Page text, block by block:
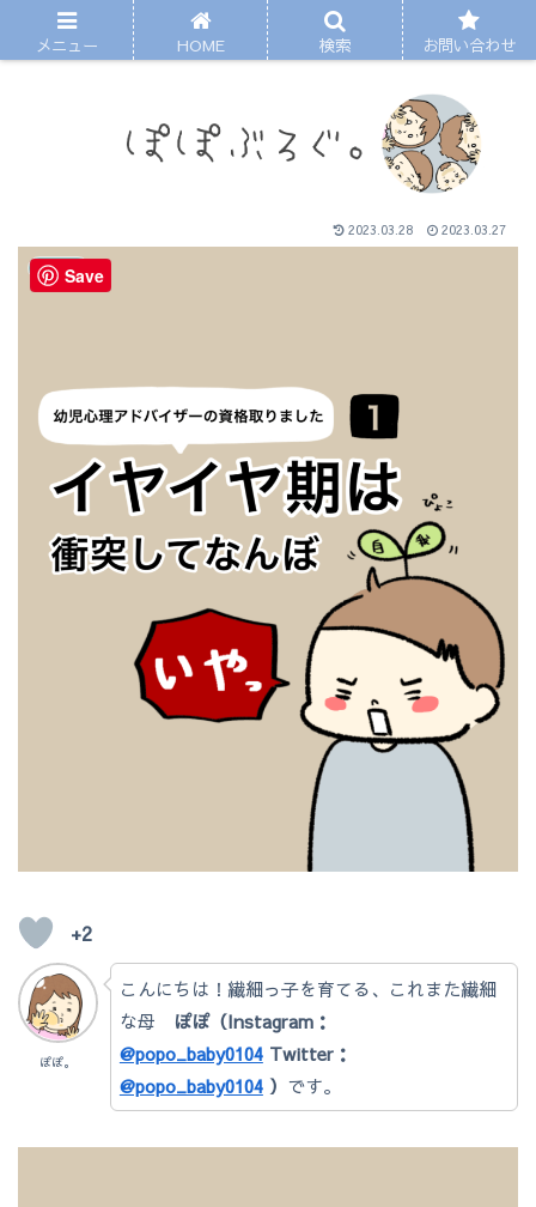
2023.03.28 2023.03.27
まんが
+2
ぽぽ。
こんにちは！繊細っ子を育てる、これまた繊細
な母
ぽぽ（Instagram：
@popo_baby0104Twitter：
@popo_baby0104） です。
メニュー HOME 検索 お問い合わせ
Save